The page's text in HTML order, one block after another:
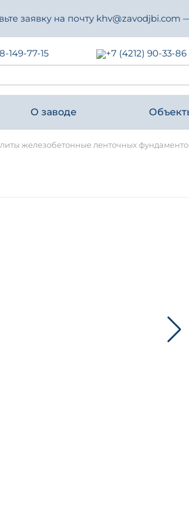
заявку на почту khv@zavodjbi.com
149-77-15 +7 (4212) 90-33-86
О заводе
железобетонные ленточных